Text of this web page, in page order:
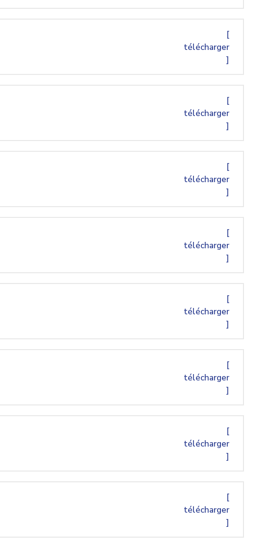
[
télécharger
]
[
télécharger
]
[
télécharger
]
[
télécharger
]
[
télécharger
]
[
télécharger
]
[
télécharger
]
[
télécharger
]